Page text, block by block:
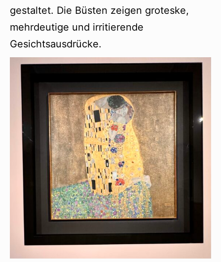
gestaltet. Die Büsten zeigen groteske,
mehrdeutige und irritierende
Gesichtsausdrücke.